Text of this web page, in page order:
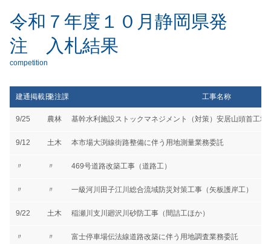
令和７年度１０月静岡県発
注 入札結果
建通掲載日発注課 工事名称
9/25 農林 基幹水利施設ストックマネジメント（対策）安居山頭首工地
9/12 土木 本市場大渕線街路整備に伴う用地測量業務委託
〃 〃 469号道路改築工事（道路工）
〃 〃 一級河川田子江川総合流域防災対策工事（矢板護岸工）
9/22 土木 稲瀬川支川廻沢川砂防工事（間詰工ほか）
〃 〃 富士停車場伝法線道路改築に伴う用地調査業務委託